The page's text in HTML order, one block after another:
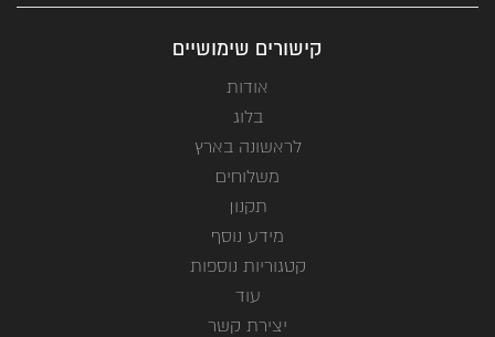
קישורים שימושיים
אודות
בלוג
לראשונה בארץ
משלוחים
תקנון
מידע נוסף
קטגוריות נוספות
עוד
יצירת קשר